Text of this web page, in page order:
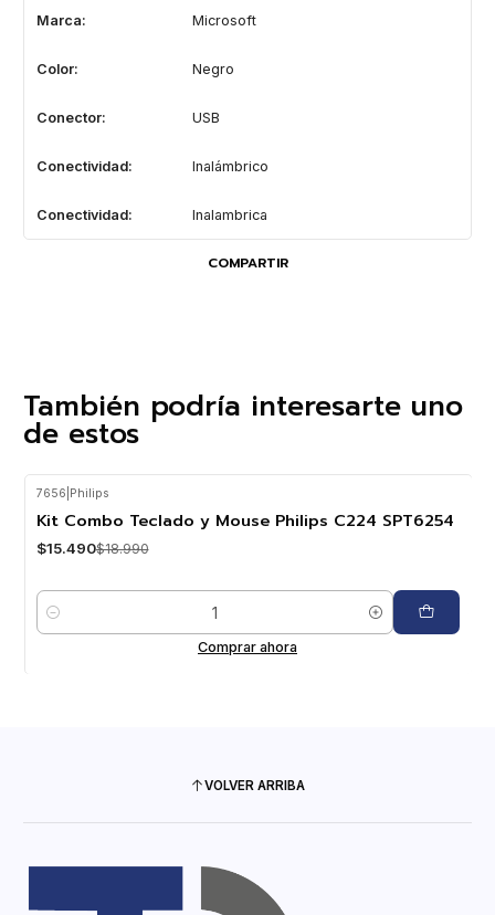
Marca: Microsoft
Color: Negro
Conector: USB
Conectividad: Inalámbrico
Conectividad: Inalambrica
COMPARTIR
También podría interesarte uno
de estos
7656 Philips
Kit Combo Teclado y Mouse Philips C224 SPT6254
$15.490$18.990
Cantidad
Comprar ahora
VOLVER ARRIBA